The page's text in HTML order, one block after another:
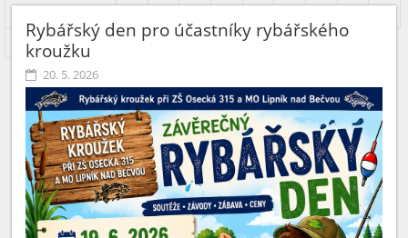
Rybářský den pro účastníky rybářského
kroužku
20. 5. 2026
10
Další